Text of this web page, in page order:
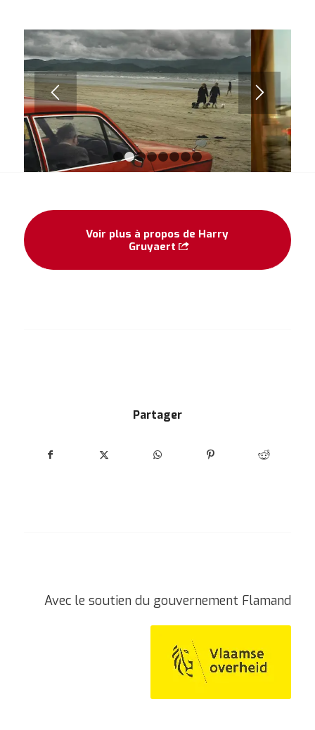
1 2 3 4 5 6 8
Voir plus à propos de Harry
Gruyaert
Partager
Avec le soutien du gouvernement Flamand